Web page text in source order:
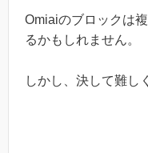
Omiaiのブロックは
るかもしれません。
しかし、決して難し